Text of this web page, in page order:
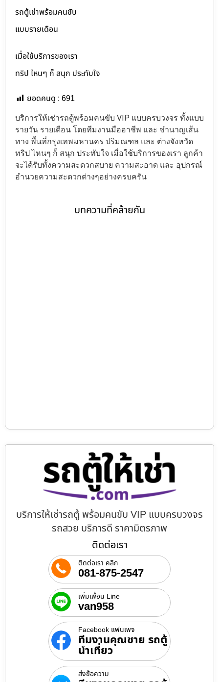
รถตู้เช่าพร้อมคนขับ
แบบรายเดือน
เมื่อใช้บริการของเรา
ทริป ไหนๆ ก็ สนุก ประทับใจ
ยอดคนดู : 691
บริการให้เช่ารถตู้พร้อมคนขับ VIP แบบครบวงจร ทั้งแบบ
รายวัน รายเดือน โดยทีมงานมืออาชีพ และ ชำนาญเส้น
ทาง พื้นที่กรุงเทพมหานคร ปริมณฑล และ ต่างจังหวัด
ทริป ไหนๆ ก็ สนุก ประทับใจ เมื่อใช้บริการของเรา ลูกค้า
จะได้รับทั้งความสะดวกสบาย ความสะอาด และ อุปกรณ์
อำนวยความสะดวกต่างๆอย่างครบครัน
บทความที่คล้ายกัน
บริการให้เช่ารถตู้ พร้อมคนขับ VIP แบบครบวงจร
รถสวย บริการดี ราคามิตรภาพ
ติดต่อเรา
ติดต่อเรา คลิก
081-875-2547
เพิ่มเพื่อน Line
van958
Facebook แฟนเพจ
ทีมงานคุณชาย รถตู้
นำเที่ยว
ส่งข้อความ